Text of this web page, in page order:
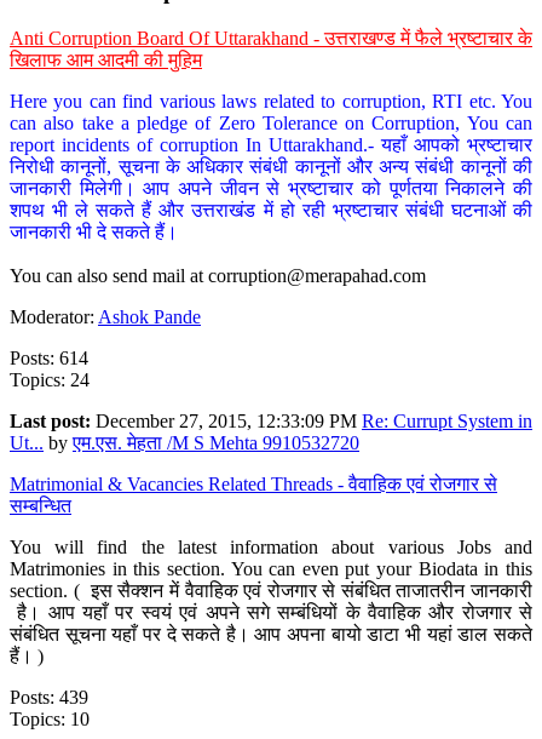
Anti Corruption Board Of Uttarakhand - उत्तराखण्ड में फैले भ्रष्टाचार के
खिलाफ आम आदमी की मुहिम
Here you can find various laws related to corruption, RTI etc. You
can also take a pledge of Zero Tolerance on Corruption, You can
report incidents of corruption In Uttarakhand.- यहाँ आपको भ्रष्टाचार
निरोधी कानूनों, सूचना के अधिकार संबंधी कानूनों और अन्य संबंधी कानूनों की
जानकारी मिलेगी। आप अपने जीवन से भ्रष्टाचार को पूर्णतया निकालने की
शपथ भी ले सकते हैं और उत्तराखंड में हो रही भ्रष्टाचार संबंधी घटनाओं की
जानकारी भी दे सकते हैं।
You can also send mail at corruption@merapahad.com
Moderator: Ashok Pande
Posts: 614
Topics: 24
Last post: December 27, 2015, 12:33:09 PM Re: Currupt System in
Ut... byएम.एस. मेहता /M S Mehta 9910532720
Matrimonial & Vacancies Related Threads - वैवाहिक एवं रोजगार से
सम्बन्धित
You will find the latest information about various Jobs and
Matrimonies in this section. You can even put your Biodata in this
section. ( इस सैक्शन में वैवाहिक एवं रोजगार से संबंधित ताजातरीन जानकारी
है। आप यहाँ पर स्वयं एवं अपने सगे सम्बंधियों के वैवाहिक और रोजगार से
संबंधित सूचना यहाँ पर दे सकते है। आप अपना बायो डाटा भी यहां डाल सकते
हैं। )
Posts: 439
Topics: 10